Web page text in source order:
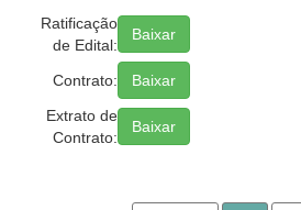
Ratificação
de Edital:
Baixar
Contrato:
Baixar
Extrato de
Contrato:
Baixar